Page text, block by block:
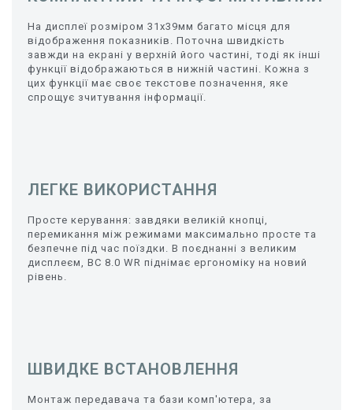
На дисплеї розміром 31х39мм багато місця для
відображення показників. Поточна швидкість
завжди на екрані у верхній його частині, тоді як інші
функції відображаються в нижній частині. Кожна з
цих функції має своє текстове позначення, яке
спрощує зчитування інформації.
ЛЕГКЕ ВИКОРИСТАННЯ
Просте керування: завдяки великій кнопці,
перемикання між режимами максимально просте та
безпечне під час поїздки. В поєднанні з великим
дисплеєм, BC 8.0 WR піднімає ергономіку на новий
рівень.
ШВИДКЕ ВСТАНОВЛЕННЯ
Монтаж передавача та бази комп'ютера, за